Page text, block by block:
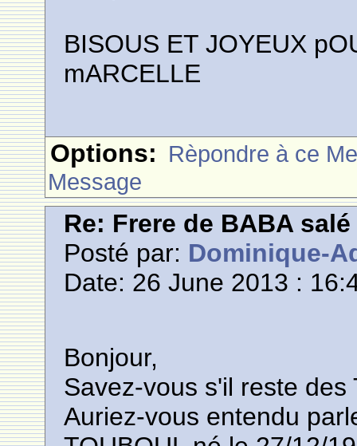
BISOUS ET JOYEUX
mARCELLE
Options: Rèpondre à ce
Message
Re: Frere de BABA salé
Posté par: Dominique-
Date: 26 June 2013 :
Bonjour,
Savez-vous s'il reste des
Auriez-vous entendu